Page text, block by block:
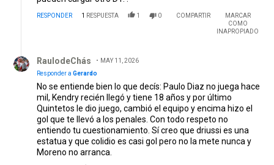
RESPONDER 1 RESPUESTA 1 0 COMPARTIR
MARCAR
COMO
INAPROPIADO
RaulodeChás
MAY 11, 2026
Responder a Gerardo
No se entiende bien lo que decís: Paulo Diaz no juega hace
mil, Kendry recién llegó y tiene 18 años y por último
Quintetos le dio juego, cambió el equipo y encima hizo el
gol que te llevó a los penales. Con todo respeto no
entiendo tu cuestionamiento. Sí creo que driussi es una
estatua y que colidio es casi gol pero no la mete nunca y
Moreno no arranca.